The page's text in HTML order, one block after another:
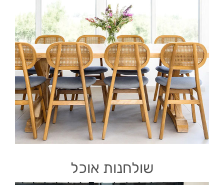
שולחנות אוכל